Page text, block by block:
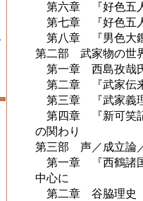
第六章 『好色五
第七章 『好色五
第八章 『男色大
第二部 武家物の世
第一章 西島孜哉
第二章 『武家伝
第三章 『武家義
第四章 『新可笑
の関わり
第三部 声／成立論
第一章 『西鶴諸
中心に
第二章 谷脇理史